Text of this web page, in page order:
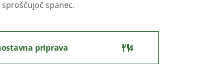
spanec.
priprava 4